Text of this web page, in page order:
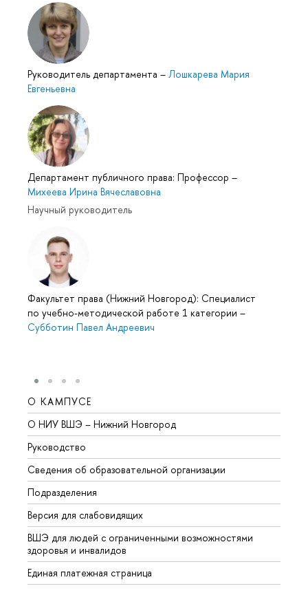
Руководитель департамента – Лошкарева Мария
Евгеньевна
Департамент публичного права: Профессор –
Михеева Ирина Вячеславовна
Научный руководитель
Факультет права (Нижний Новгород): Специалист
по учебно-методической работе 1 категории –
Субботин Павел Андреевич
О КАМПУСЕ
О НИУ ВШЭ – Нижний Новгород
Руководство
Сведения об образовательной организации
Подразделения
Версия для слабовидящих
ВШЭ для людей с ограниченными возможностями
здоровья и инвалидов
Единая платежная страница